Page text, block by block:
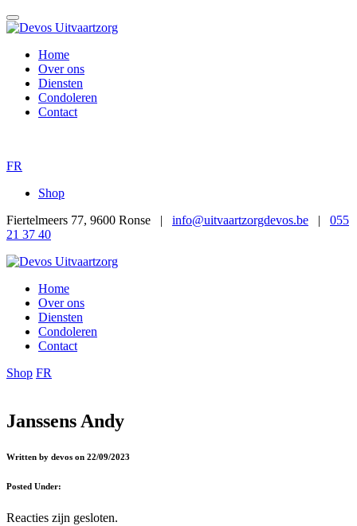
Home
Over ons
Diensten
Condoleren
Contact
FR
Shop
Fiertelmeers 77, 9600 Ronse | info@uitvaartzorgdevos.be | 055
21 37 40
Home
Over ons
Diensten
Condoleren
Contact
Shop FR
Janssens Andy
Written by devos on 22/09/2023
Posted Under:
Reacties zijn gesloten.